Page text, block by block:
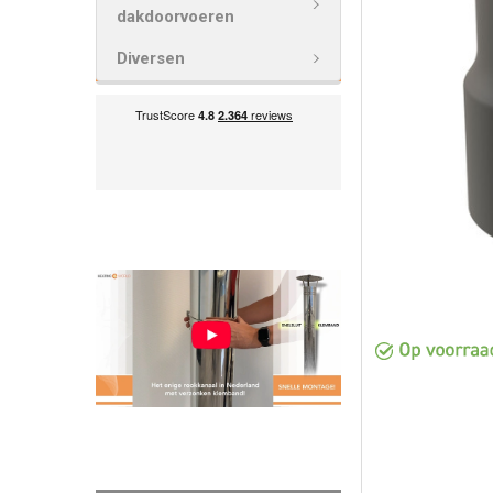
dakdoorvoeren
Diversen
VOEG